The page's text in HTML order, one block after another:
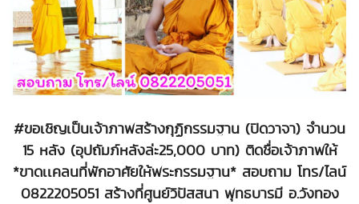
#ขอเชิญเป็นเจ้าภาพสร้างกุฏิกรรมฐาน (ปิดวาจา) จำนวน
15 หลัง (อุปถัมภ์หลังล่ะ25,000 บาท) ติดชื่อเจ้าภาพให้
*ขาดเเคลนที่พักอาศัยให้พระกรรมฐาน* สอบถาม โทร/ไลน์
0822205051 สร้างที่ศูนย์วิปัสสนา พุทธบารมี อ.วังทอง